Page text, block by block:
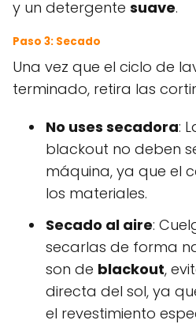
y un detergente suave.
Paso 3: Secado
Una vez que el ciclo de
terminado, retira las
No uses secadora:
blackout no deben
máquina, ya que el
los materiales.
Secado al aire:
secarlas de forma
son de blackout,
directa del sol, ya
el revestimiento